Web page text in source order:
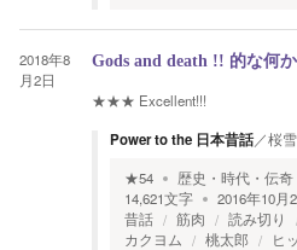
2018年8
月2日
Gods and death !! 的な何か
★★★ Excellent!!!
Power to the 日本昔話／桜雪
★54 歴史・時代・伝奇
14,621文字 2016年10月
昔話
筋肉 読み切り
カクヨム
桃太郎 ヒ